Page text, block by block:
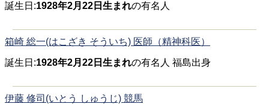
誕生日:1928年2月22日生まれの有名人
箱崎 総一(はこざき そういち) 医師（精神科医）
誕生日:1928年2月22日生まれの有名人 福島出身
伊藤 修司(いとう しゅうじ) 競馬